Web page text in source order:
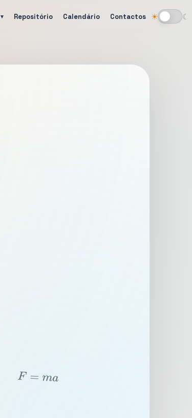
Repositório Calendário Contactos ☀ ☾
Alternar tema
F =ma